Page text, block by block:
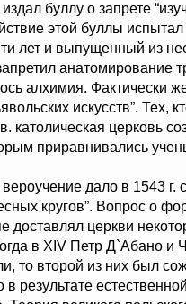
буллу о запрете
этой буллы
лет и выпущенный из
анатомирование
алхимия. Фактически
искусств”. Тех,
католическая церковь
приравнивались
дало в 1543 г.
кругов”. Вопрос о
доставлял церкви
в XIV Петр Д`Абано и
то второй из них был
в результате